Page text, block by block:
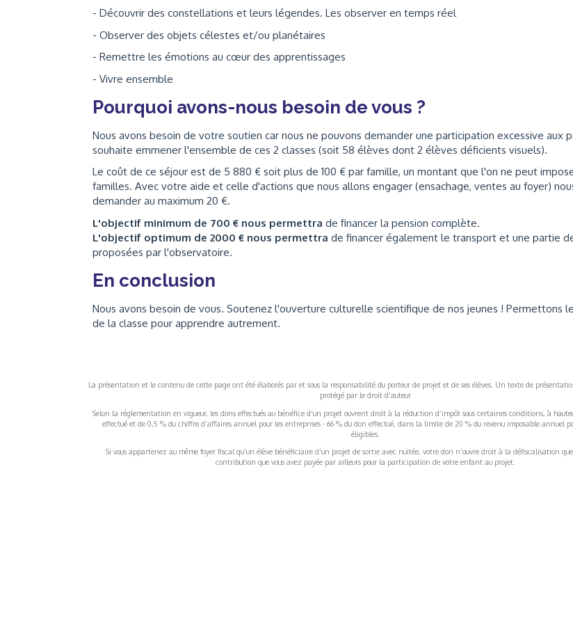
- Découvrir des constellations et leurs légendes. Les observer en temps réel
- Observer des objets célestes et/ou planétaires
- Remettre les émotions au cœur des apprentissages
- Vivre ensemble
Pourquoi avons-nous besoin de vous ?
Nous avons besoin de votre soutien car nous ne pouvons demander une participation excessive aux
souhaite emmener l'ensemble de ces 2 classes (soit 58 élèves dont 2 élèves déficients visuels).
Le coût de ce séjour est de 5 880 € soit plus de 100 € par famille, un montant que l'on ne peut
familles. Avec votre aide et celle d'actions que nous allons engager (ensachage, ventes au foyer)
demander au maximum 20 €.
L'objectif minimum de 700 € nous permettra de financer la pension complète.
L'objectif optimum de 2000 € nous permettra de financer également le transport et une partie
proposées par l'observatoire.
En conclusion
Nous avons besoin de vous. Soutenez l'ouverture culturelle scientifique de nos jeunes ! Permettons
de la classe pour apprendre autrement.
La présentation et le contenu de cette page ont été élaborés par et sous la responsabilité du porteur de projet et de ses élèves. Un texte de
protégé par le droit d'auteur
Selon la réglementation en vigueur, les dons effectués au bénéfice d’un projet ouvrent droit à la réduction d’impôt sous certaines conditions, à
effectué et de 0,5 % du chiffre d’affaires annuel pour les entreprises - 66 % du don effectué, dans la limite de 20 % du revenu imposable annuel
éligibles.
Si vous appartenez au même foyer fiscal qu’un élève bénéficiaire d’un projet de sortie avec nuitée, votre don n’ouvre droit à la défiscalisation que
contribution que vous avez payée par ailleurs pour la participation de votre enfant au projet.